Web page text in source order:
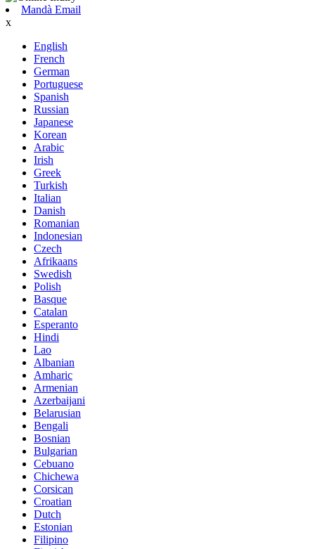
Mandà Email
x
English
French
German
Portuguese
Spanish
Russian
Japanese
Korean
Arabic
Irish
Greek
Turkish
Italian
Danish
Romanian
Indonesian
Czech
Afrikaans
Swedish
Polish
Basque
Catalan
Esperanto
Hindi
Lao
Albanian
Amharic
Armenian
Azerbaijani
Belarusian
Bengali
Bosnian
Bulgarian
Cebuano
Chichewa
Corsican
Croatian
Dutch
Estonian
Filipino